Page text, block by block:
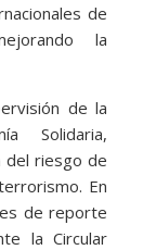
de
la
de la
Solidaria,
del riesgo de
En
de reporte
la Circular